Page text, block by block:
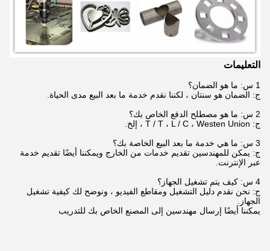
التعليمات
1 س: ما هو الضمان؟
ج: الضمان هو سنتان ، لكننا نقدم خدمة ما بعد البيع مدى الحياة.
2 س: ما هو مصطلح الدفع الخاص بك؟
ج: T / T ، L / C ، Westen Union ، إلخ.
3 س: ما هي خدمة ما بعد البيع الخاصة بك؟
ج: يمكن للمهندسين تقديم خدمات من الخارج ويمكننا أيضًا تقديم خدمة
عبر الإنترنت.
4 س: كيف يتم تشغيل الجهاز؟
ج: نحن نقدم دليل التشغيل ومقاطع الفيديو ، ونوضح لك كيفية تشغيل
الجهاز.
يمكننا أيضًا إرسال مهندسين إلى المصنع الخاص بك للتدريب